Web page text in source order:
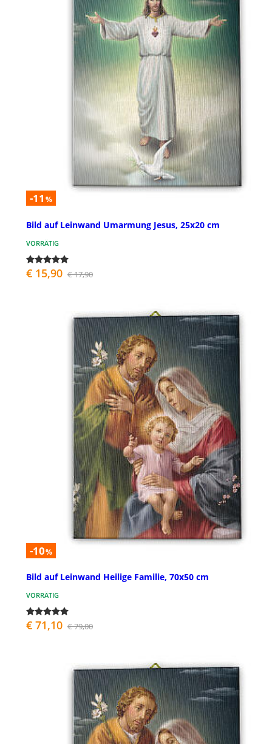
-11 %
Bild auf Leinwand Umarmung Jesus, 25x20 cm
VORRÄTIG
€ 15,90 € 17,90
-10%
Bild auf Leinwand Heilige Familie, 70x50 cm
VORRÄTIG
€ 71,10 € 79,00